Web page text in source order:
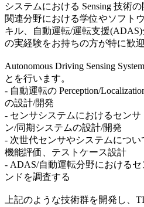
システムにおける Sensing 技術の
関連分野における学位やソフト
キル、自動運転/運転支援
の実経験をお持ちの方が特に歓迎
Autonomous Driving Sensing
とを行います。
- 自動運転の Perception/
の設計/開発
- センサシステムにおけるセン
ン/同期システムの設計/開発
- 次世代センサやシステムにつ
機能評価、テストケース設計
- ADAS/自動運転分野における
ンドを調査する
上記のような技術群を開発し、